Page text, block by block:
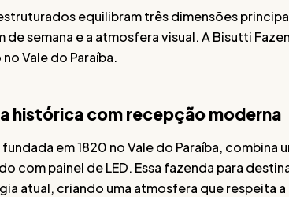
equilibram três dimensões
semana e a atmosfera visual. A Bisutti
Vale do Paraíba.
histórica com recepção moderna
em 1820 no Vale do Paraíba, combina
com painel de LED. Essa fazenda para
atual, criando uma atmosfera que respeita